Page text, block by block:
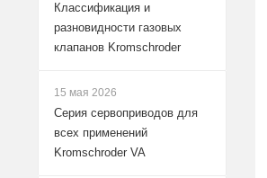
Классификация и
разновидности газовых
клапанов Kromschroder
15 мая 2026
Серия сервоприводов для
всех применений
Kromschroder VA